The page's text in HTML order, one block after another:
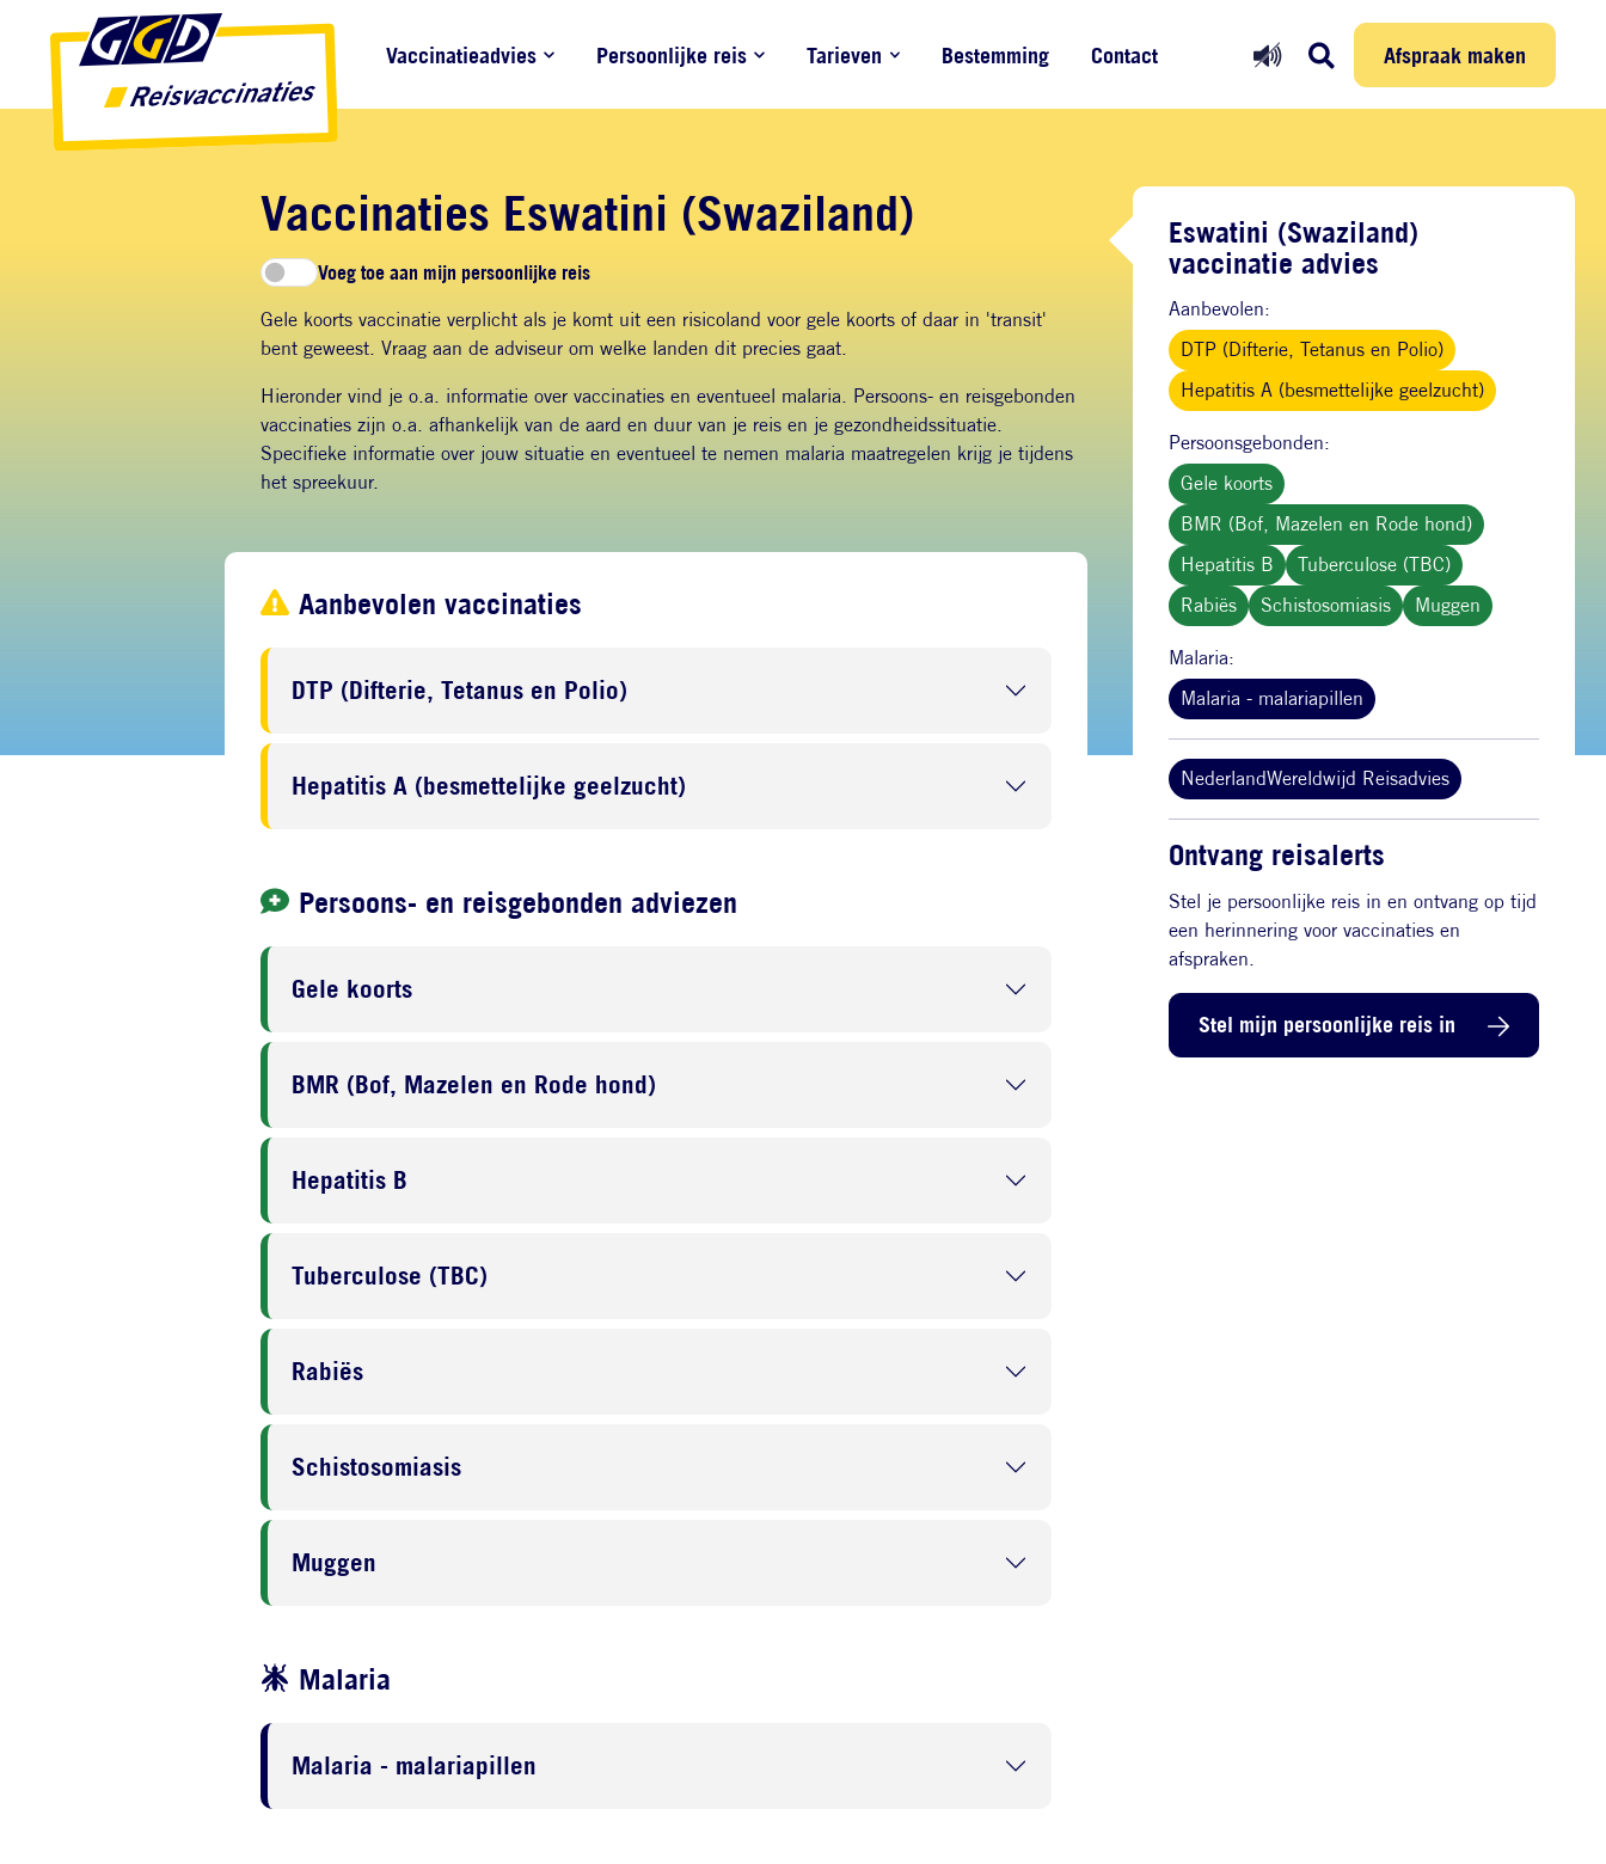
Direct naar inhoud
Direct naar hoofdnavigatie
Direct naar zoekfunctie
Persoonlijke reis Afspraak maken
Afspraak maken
Hoofdnavigatie
Vaccinatieadvies Persoonlijke reis Tarieven Bestemming Contact
Vaccinaties Eswatini (Swaziland)
Voeg toe aan mijn persoonlijke reis
Gele koorts vaccinatie verplicht als je komt uit een risicoland voor gele koorts of daar in 'transit'
bent geweest. Vraag aan de adviseur om welke landen dit precies gaat.
Hieronder vind je o.a. informatie over vaccinaties en eventueel malaria. Persoons- en reisgebonden
vaccinaties zijn o.a. afhankelijk van de aard en duur van je reis en je gezondheidssituatie.
Specifieke informatie over jouw situatie en eventueel te nemen malaria maatregelen krijg je tijdens
het spreekuur.
Eswatini (Swaziland)
vaccinatie advies
Aanbevolen:
DTP (Difterie, Tetanus en Polio)
Hepatitis A (besmettelijke geelzucht)
Persoonsgebonden:
Gele koorts
BMR (Bof, Mazelen en Rode hond)
Hepatitis B
Tuberculose (TBC)
Rabiës
Schistosomiasis Muggen
Malaria:
Malaria - malariapillen
NederlandWereldwijd Reisadvies
Ontvang reisalerts
Stel je persoonlijke reis in en ontvang op tijd
een herinnering voor vaccinaties en
afspraken.
Stel mijn persoonlijke reis in
Aanbevolen vaccinaties
DTP (Difterie, Tetanus en Polio)
Hepatitis A (besmettelijke geelzucht)
Persoons- en reisgebonden adviezen
Gele koorts
BMR (Bof, Mazelen en Rode hond)
Hepatitis B
Tuberculose (TBC)
Rabiës
Schistosomiasis
Muggen
Malaria
Malaria - malariapillen